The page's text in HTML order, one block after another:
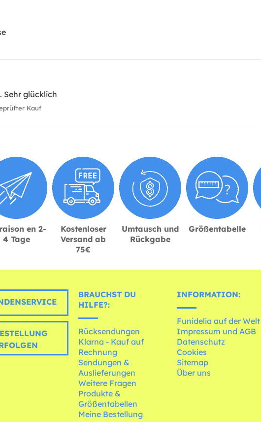
Sehr glücklich
Kauf
en 2-
4 Tage
Kostenloser
Versand ab
75€
Umtausch und
Rückgabe
Größentabelle
BRAUCHST DU
HILFE?:
Rücksendungen
Klarna - Kauf auf
Rechnung
Sendungen &
Auslieferungen
Weitere Fragen
Produkte &
Größentabellen
Meine Bestellung
INFORMATION:
Funidelia auf der Welt
Impressum und AGB
Datenschutz
Cookies
Sitemap
Über uns